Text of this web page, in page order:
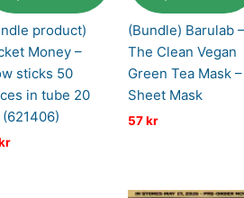
product)
Money –
sticks 50
in tube 20
(Bundle) Barulab –
The Clean Vegan
Green Tea Mask –
Sheet Mask
57kr